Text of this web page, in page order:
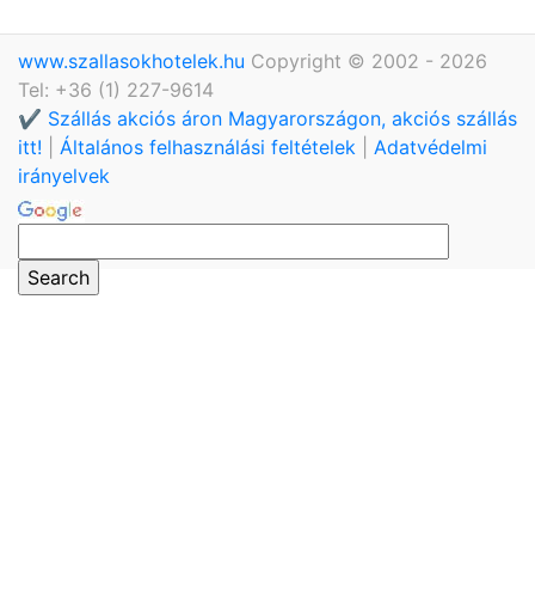
www.szallasokhotelek.hu Copyright © 2002 - 2026
Tel: +36 (1) 227-9614
✔️ Szállás akciós áron Magyarországon, akciós szállás
itt!
Általános felhasználási feltételek
Adatvédelmi
irányelvek